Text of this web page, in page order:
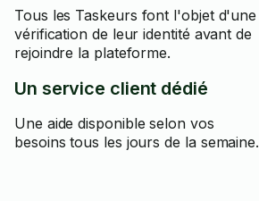
Tous les Taskeurs font l'objet d'une
vérification de leur identité avant de
rejoindre la plateforme.
Un service client dédié
Une aide disponible selon vos
besoins tous les jours de la semaine.